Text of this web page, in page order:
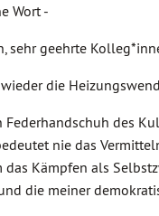
Wort -
sehr geehrte
die
Federhandschuh des
nie das
Kämpfen als
die meiner